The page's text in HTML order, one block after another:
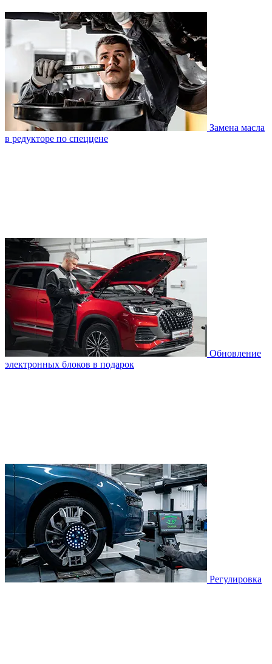
Замена масла
в редукторе по спеццене
Обновление
электронных блоков в подарок
Регулировка